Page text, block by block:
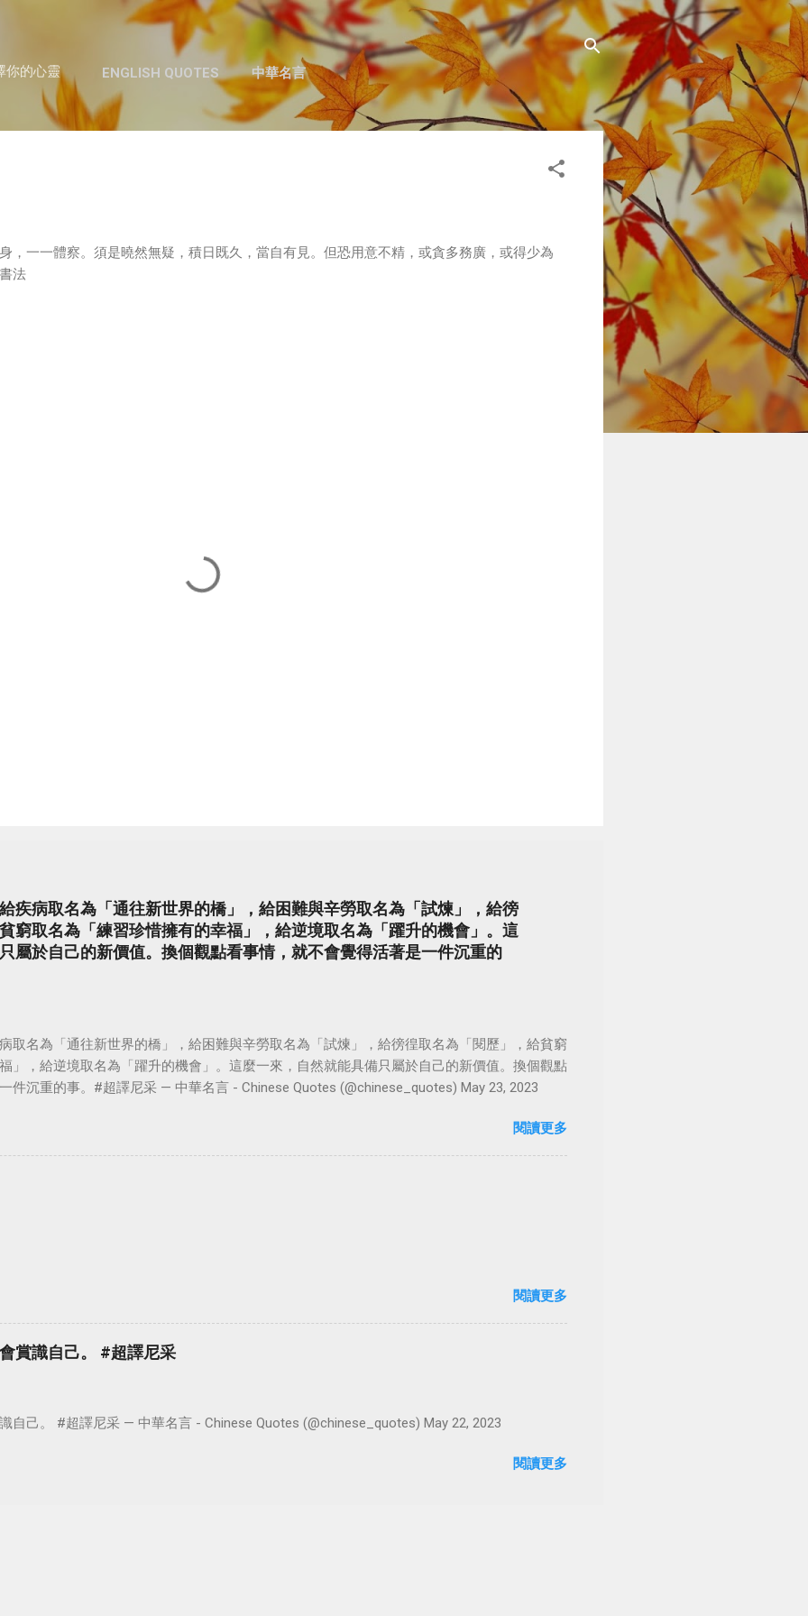
跳至主要內容
你的心靈 ENGLISH QUOTES 中華名言
，一一體察。須是曉然無疑，積日既久，當自有見。但恐用意不精，或貪多務廣，或得少為
法
疾病取名為「通往新世界的橋」，給困難與辛勞取名為「試煉」，給徬
窮取名為「練習珍惜擁有的幸福」，給逆境取名為「躍升的機會」。這
屬於自己的新價值。換個觀點看事情，就不會覺得活著是一件沉重的
取名為「通往新世界的橋」，給困難與辛勞取名為「試煉」，給徬徨取名為「閱歷」，給貧窮
」，給逆境取名為「躍升的機會」。這麼一來，自然就能具備只屬於自己的新價值。換個觀點
件沉重的事。#超譯尼采 — 中華名言 - Chinese Quotes (@chinese_quotes) May 23, 2023
閱讀更多
閱讀更多
賞識自己。 #超譯尼采
自己。 #超譯尼采 — 中華名言 - Chinese Quotes (@chinese_quotes) May 22, 2023
閱讀更多